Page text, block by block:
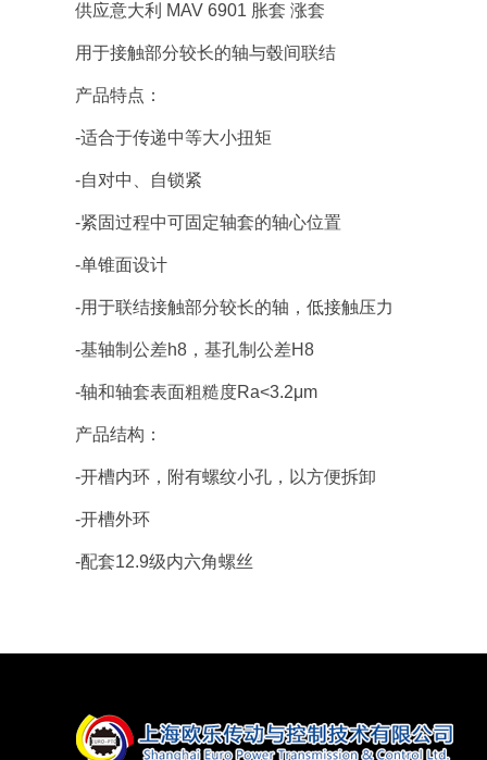
供应意大利 MAV 6901 胀套 涨套
用于接触部分较长的轴与毂间联结
产品特点：
-适合于传递中等大小扭矩
-自对中、自锁紧
-紧固过程中可固定轴套的轴心位置
-单锥面设计
-用于联结接触部分较长的轴，低接触压力
-基轴制公差h8，基孔制公差H8
-轴和轴套表面粗糙度Ra<3.2μm
产品结构：
-开槽内环，附有螺纹小孔，以方便拆卸
-开槽外环
-配套12.9级内六角螺丝